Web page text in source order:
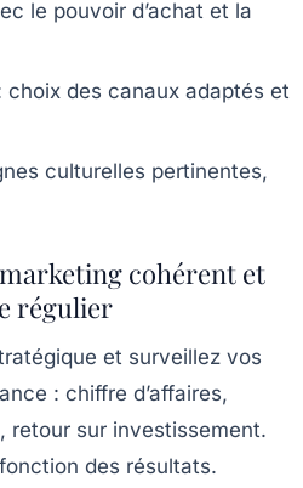
le pouvoir d’achat et la
choix des canaux adaptés et
culturelles pertinentes,
cohérent et
régulier
et surveillez vos
: chiffre d’affaires,
retour sur investissement.
des résultats.